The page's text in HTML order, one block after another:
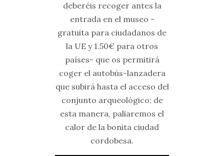
deberéis recoger antes la
entrada en el museo -
gratuita para ciudadanos de
la UE y 1.50€ para otros
países- que os permitirá
coger el autobús-lanzadera
que subirá hasta el acceso del
conjunto arqueológico; de
esta manera, paliaremos el
calor de la bonita ciudad
cordobesa.